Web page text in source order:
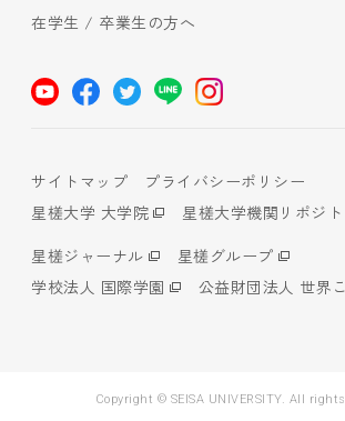
在学生 / 卒業生の方へ
サイトマップ
プライバシーポリシー
星槎大学 大学院
星槎大学機関リポジト
星槎ジャーナル
星槎グループ
学校法人 国際学園
公益財団法人 世界
Copyright © SEISA UNIVERSITY. All